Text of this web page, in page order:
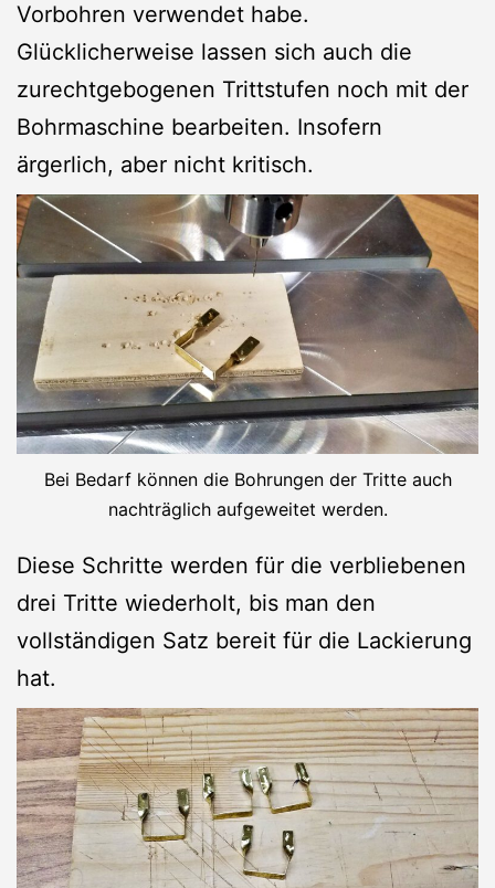
Vorbohren verwendet habe.
Glücklicherweise lassen sich auch die
zurechtgebogenen Trittstufen noch mit der
Bohrmaschine bearbeiten. Insofern
ärgerlich, aber nicht kritisch.
Bei Bedarf können die Bohrungen der Tritte auch
nachträglich aufgeweitet werden.
Diese Schritte werden für die verbliebenen
drei Tritte wiederholt, bis man den
vollständigen Satz bereit für die Lackierung
hat.